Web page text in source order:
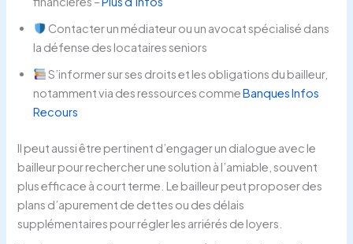
Contacter un médiateur ou un avocat spécialisé dans
la défense des locataires seniors
S’informer sur ses droits et les obligations du bailleur,
notamment via des ressources commeBanques Infos
Recours
Il peut aussi être pertinent d’engager un dialogue avec le
bailleur pour rechercher une solution à l’amiable, souvent
plus efficace à court terme. Le bailleur peut proposer des
plans d’apurement de dettes ou des délais
supplémentaires pour régler les arriérés de loyers.